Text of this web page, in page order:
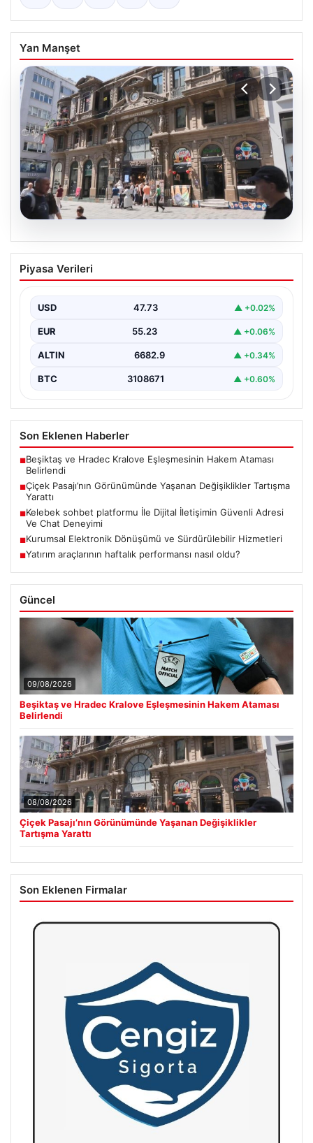
Yan Manşet
08.08.2026
Çiçek Pasajı’nın Görünümünde Yaşanan
Değişiklikler Tartışma Yarattı
Çiçek Pasajı, son dönemde giriş cephesine
yerleştirilen…
Piyasa Verileri
USD 47.73 ▲ +0.02%
EUR 55.23 ▲ +0.06%
ALTIN 6682.9 ▲ +0.34%
BTC 3108671 ▲ +0.60%
Son Eklenen Haberler
■Beşiktaş ve Hradec Kralove Eşleşmesinin Hakem Ataması
Belirlendi
■Çiçek Pasajı’nın Görünümünde Yaşanan Değişiklikler Tartışma
Yarattı
■Kelebek sohbet platformu İle Dijital İletişimin Güvenli Adresi
Ve Chat Deneyimi
■Kurumsal Elektronik Dönüşümü ve Sürdürülebilir Hizmetleri
■Yatırım araçlarının haftalık performansı nasıl oldu?
Güncel
09/08/2026
Beşiktaş ve Hradec Kralove Eşleşmesinin Hakem Ataması
Belirlendi
08/08/2026
Çiçek Pasajı’nın Görünümünde Yaşanan Değişiklikler
Tartışma Yarattı
Son Eklenen Firmalar